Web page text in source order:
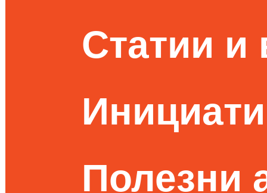
Статии и
Полезни